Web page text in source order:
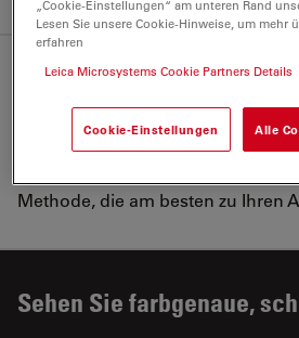
Flexibilität zur Erfüllung
Ihrer Anforderungen
Profitieren Sie von einer
Methode, die am besten zu Ihren
Sehen Sie farbgenaue,
„Cookie-Einstellungen“ am unteren Rand
Lesen Sie unsere Cookie-Hinweise, um mehr
erfahren
Leica Microsystems Cookie Partners Details
Cookie-Einstellungen Alle